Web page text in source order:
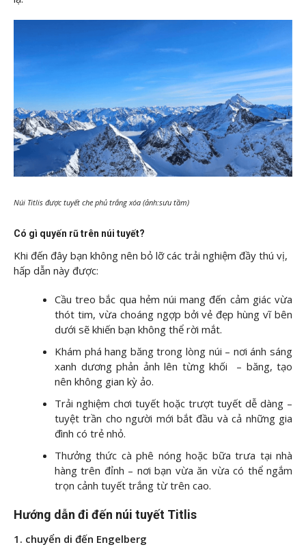
Núi Titlis được tuyết che phủ trắng xóa (ảnh:sưu tầm)
Có gì quyến rũ trên núi tuyết?
Khi đến đây bạn không nên bỏ lỡ các trải nghiệm đầy thú vị,
hấp dẫn này được:
Cầu treo bắc qua hẻm núi mang đến cảm giác vừa
thót tim, vừa choáng ngợp bởi vẻ đẹp hùng vĩ bên
dưới sẽ khiến bạn không thể rời mắt.
Khám phá hang băng trong lòng núi – nơi ánh sáng
xanh dương phản ảnh lên từng khối – băng, tạo
nên không gian kỳ ảo.
Trải nghiệm chơi tuyết hoặc trượt tuyết dễ dàng –
tuyệt trần cho người mới bắt đầu và cả những gia
đình có trẻ nhỏ.
Thưởng thức cà phê nóng hoặc bữa trưa tại nhà
hàng trên đỉnh – nơi bạn vừa ăn vừa có thể ngắm
trọn cảnh tuyết trắng từ trên cao.
Hướng dẫn đi đến núi tuyết Titlis
1. chuyển di đến Engelberg